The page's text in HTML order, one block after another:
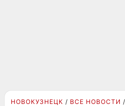
НОВОКУЗНЕЦК ВСЕ НОВОСТИ